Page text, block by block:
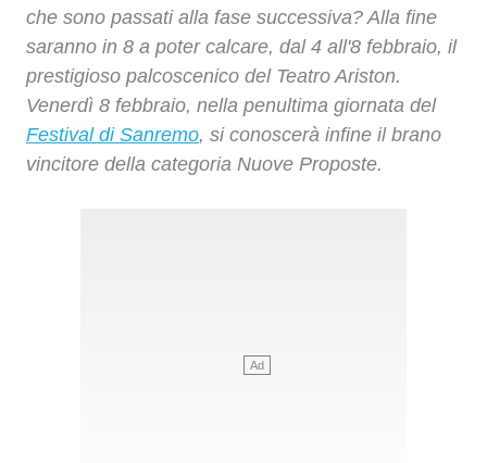
che sono passati alla fase successiva? Alla fine
saranno in 8 a poter calcare, dal 4 all'8 febbraio, il
prestigioso palcoscenico del Teatro Ariston.
Venerdì 8 febbraio, nella penultima giornata del
Festival di Sanremo, si conoscerà infine il brano
vincitore della categoria Nuove Proposte.